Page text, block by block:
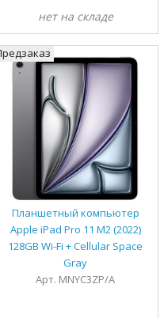
нет на складе
Планшетный компьютер
Apple iPad Pro 11 M2 (2022)
128GB Wi-Fi + Cellular Space
Gray
Арт. MNYC3ZP/A